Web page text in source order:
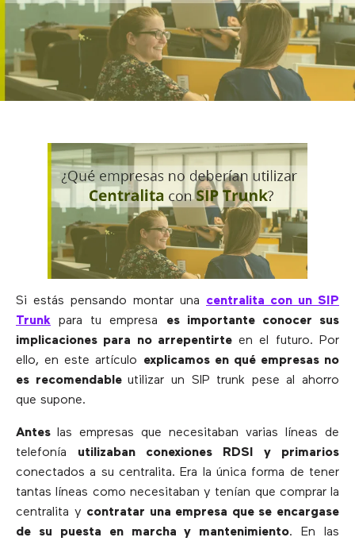
Si estás pensando montar una centralita con un SIP
Trunk para tu empresa es importante conocer sus
implicaciones para no arrepentirteen el futuro. Por
ello, en este artículo explicamos en qué empresas no
es recomendableutilizar un SIP trunk pese al ahorro
que supone.
Antes las empresas que necesitaban varias líneas de
telefonía utilizaban conexiones RDSI y primarios
conectados a su centralita. Era la única forma de tener
tantas líneas como necesitaban y tenían que comprar la
centralita y contratar una empresa que se encargase
de su puesta en marcha y mantenimiento. En las